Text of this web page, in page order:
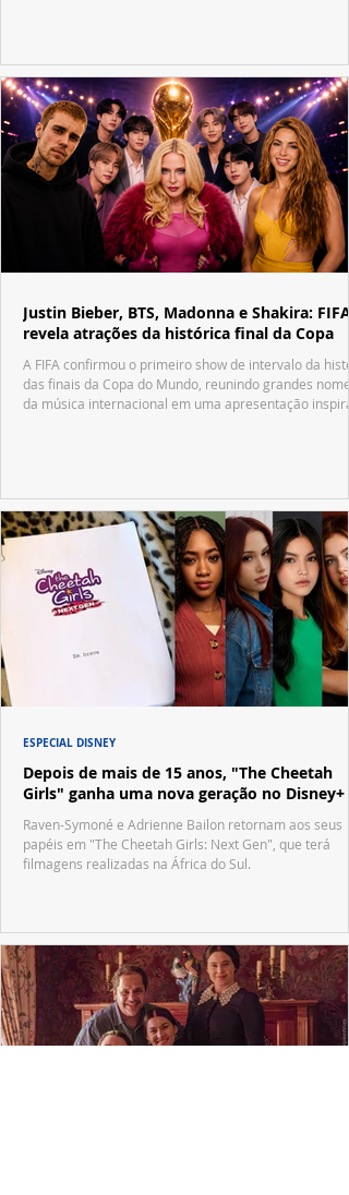
Justin Bieber, BTS, Madonna e Shakira: FIFA
revela atrações da histórica final da Copa
A FIFA confirmou o primeiro show de intervalo da
das finais da Copa do Mundo, reunindo grandes nomes
da música internacional em uma apresentação
Depois de mais de 15 anos, "The Cheetah
Girls" ganha uma nova geração no Disney+
Raven-Symoné e Adrienne Bailon retornam aos seus
papéis em "The Cheetah Girls: Next Gen", que terá
filmagens realizadas na África do Sul.
ESPECIAL DISNEY